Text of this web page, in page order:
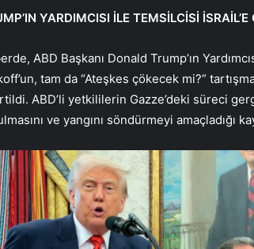
YARDIMCISI İLE TEMSİLCİSİ İSRAİL’E
ABD Başkanı Donald Trump’ın
tam da “Ateşkes çökecek mi?”
ABD’li yetkililerin Gazze’deki süreci
ve yangını söndürmeyi amaçladığı